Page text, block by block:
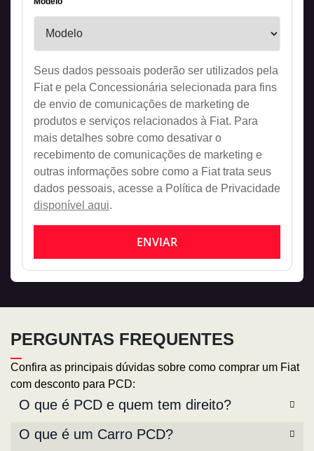
Seus dados pessoais poderão ser utilizados pela
Fiat e pela Concessionária selecionada para fins
de envio de comunicações de marketing de
produtos e serviços relacionados à Fiat. Para
mais detalhes sobre como desativar o
recebimento de comunicações de marketing e
outras informações sobre como a Fiat trata seus
dados pessoais, acesse a Política de Privacidade
disponível aqui.
ENVIAR
PERGUNTAS FREQUENTES
Confira as principais dúvidas sobre como comprar um Fiat
com desconto para PCD:
O que é PCD e quem tem direito?
O que é um Carro PCD?